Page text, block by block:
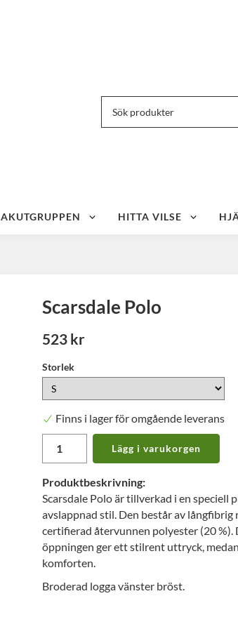
AKUTGRUPPEN HITTA VILSE
Scarsdale Polo
523 kr
Storlek
Finns i lager för omgående leverans
Lägg i varukorgen
Produktbeskrivning:
Scarsdale Polo är tillverkad i en speciell
avslappnad stil. Den består av
certifierad återvunnen polyester (20 %).
öppningen ger ett stilrent uttryck,
komforten.
Broderad logga vänster bröst.